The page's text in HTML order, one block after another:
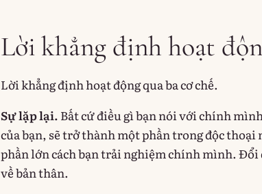
Lời khẳng định hoạt
Lời khẳng định hoạt động qua ba cơ chế.
Sự lặp lại. Bất cứ điều gì bạn nói với chính
của bạn, sẽ trở thành một phần trong độc
phần lớn cách bạn trải nghiệm chính mình. Đổi
về bản thân.